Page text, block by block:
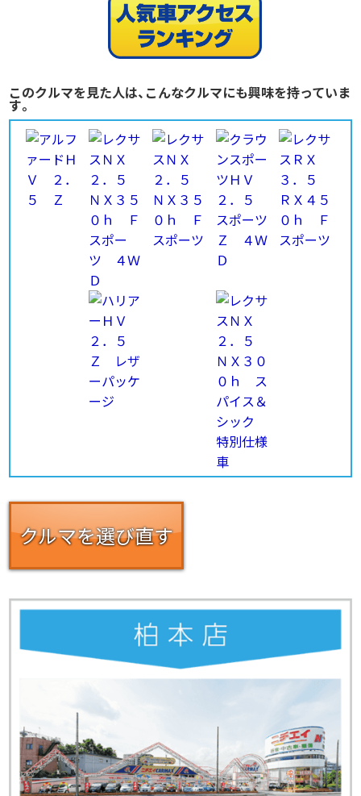
このクルマを見た人は、こんなクルマにも興味を持っていま
す。
クルマを選び直す